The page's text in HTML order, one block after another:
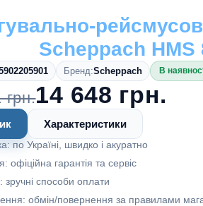
Scheppach HMS
Бренд:Scheppach В
грн.14 648 грн.
Характеристики
по Україні, швидко і акуратно
офіційна гарантія та сервіс
зручні способи оплати
обмін/повернення за правилами